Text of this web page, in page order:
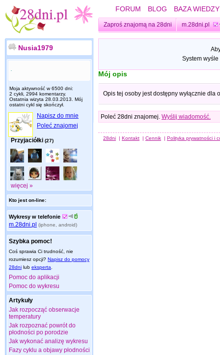
FORUM BLOG BAZA WIEDZY
Zaproś znajomą na 28dni m.28dni.pl
Nusia1979
Moja aktywność w 6500 dni:
2 cykli, 2994 komentarzy.
Ostatnia wizyta 28.03.2013 . Mój
ostatni cykl się skończył.
Napisz do mnie
Poleć znajomej
Przyjaciółki (27)
więcej »
Kto jest on-line:
Wykresy w telefonie
m.28dni.pl (iphone, android)
Szybka pomoc!
Coś sprawia Ci trudność, nie
rozumiesz opcji? Napisz do pomocy
28dni lub eksperta
Pomoc do aplikacji
Pomoc do wykresu
Artykuły
Jak rozpocząć obserwacje
temperatury
Jak rozpoznać powrót do
płodności po porodzie
Jak wykonać analizę wykresu
Fazy cyklu a objawy płodności
System
Mój opis
Opis tej osoby jest dostępny wyłącznie dla
Poleć 28dni znajomej. Wyślij wiadomość.
28dni | Kontakt | Cennik | Polityka prywatności i